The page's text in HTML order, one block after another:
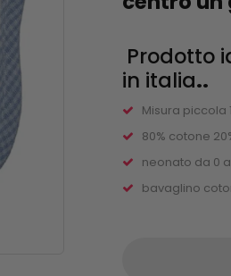
Prodotto
in italia..
Misura piccola
80% cotone
neonato da 0
bavaglino